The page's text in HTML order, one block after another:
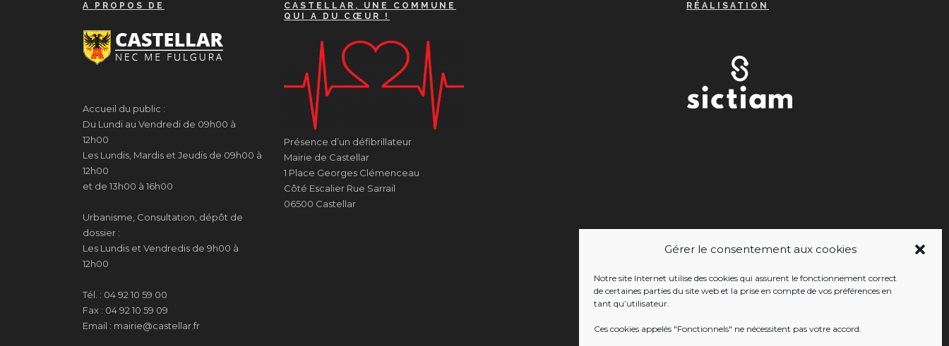
Gérer le consentement aux cookies
Notre site Internet utilise des cookies qui assurent le fonctionnement correct
de certaines parties du site web et la prise en compte de vos préférences en
tant qu’utilisateur.
Ces cookies appelés "Fonctionnels" ne nécessitent pas votre accord.
A PROPOS DE
Accueil du public :
Du Lundi au Vendredi de 09h00 à
12h00
Les Lundis, Mardis et Jeudis de 09h00 à
12h00
et de 13h00 à 16h00
Urbanisme, Consultation, dépôt de
dossier :
Les Lundis et Vendredis de 9h00 à
12h00
Tél. : 04 92 10 59 00
Fax : 04 92 10 59 09
Email : mairie@castellar.fr
CASTELLAR, UNE COMMUNE
QUI A DU CŒUR !
Présence d’un défibrillateur
Mairie de Castellar
1 Place Georges Clémenceau
Côté Escalier Rue Sarrail
06500 Castellar
RÉALISATION